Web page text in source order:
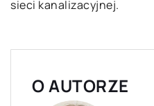
sieci kanalizacyjnej.
O AUTORZE